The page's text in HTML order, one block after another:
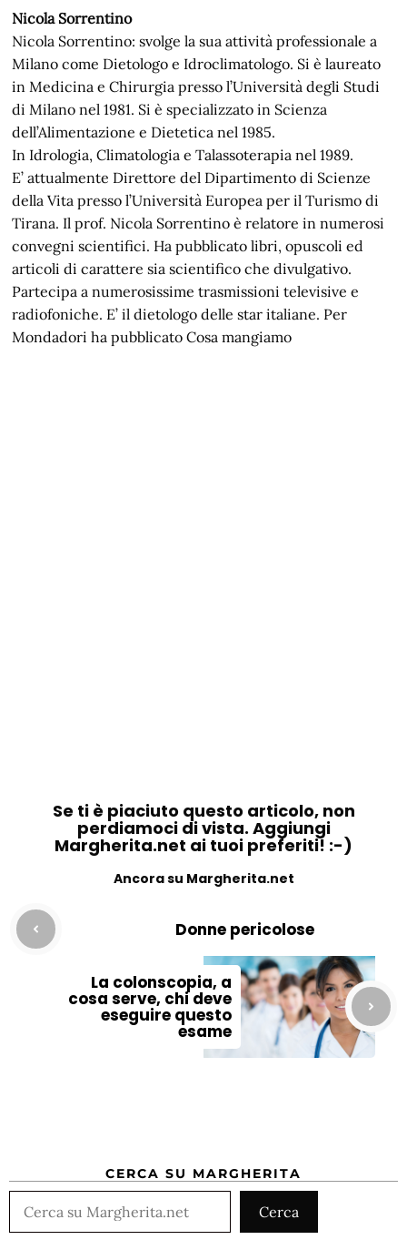
Nicola Sorrentino
Nicola Sorrentino: svolge la sua attività professionale a
Milano come Dietologo e Idroclimatologo. Si è laureato
in Medicina e Chirurgia presso l’Università degli Studi
di Milano nel 1981. Si è specializzato in Scienza
dell’Alimentazione e Dietetica nel 1985.
In Idrologia, Climatologia e Talassoterapia nel 1989.
E’ attualmente Direttore del Dipartimento di Scienze
della Vita presso l’Università Europea per il Turismo di
Tirana. Il prof. Nicola Sorrentino è relatore in numerosi
convegni scientifici. Ha pubblicato libri, opuscoli ed
articoli di carattere sia scientifico che divulgativo.
Partecipa a numerosissime trasmissioni televisive e
radiofoniche. E’ il dietologo delle star italiane. Per
Mondadori ha pubblicato Cosa mangiamo
Se ti è piaciuto questo articolo, non
perdiamoci di vista. Aggiungi
Margherita.net ai tuoi preferiti! :-)
Ancora su Margherita.net
Donne pericolose
La colonscopia, a
cosa serve, chi deve
eseguire questo
esame
CERCA SU MARGHERITA
Cerca